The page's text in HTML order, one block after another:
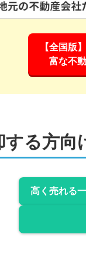
【全国版
富な不
する方
高く売れる